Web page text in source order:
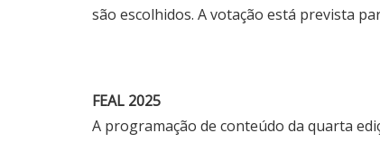
são escolhidos. A votação está prevista
FEAL 2025
A programação de conteúdo da quarta